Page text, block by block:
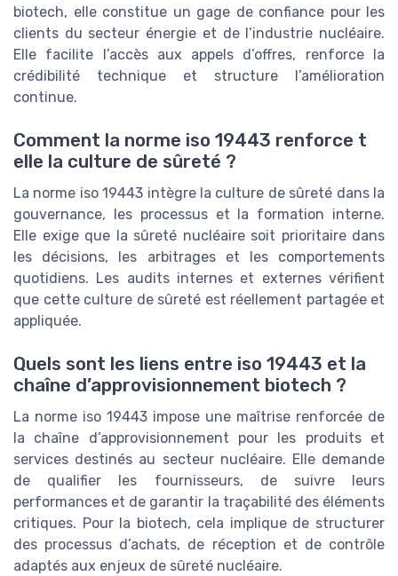
biotech, elle constitue un gage de confiance pour les
clients du secteur énergie et de l’industrie nucléaire.
Elle facilite l’accès aux appels d’offres, renforce la
crédibilité technique et structure l’amélioration
continue.
Comment la norme iso 19443 renforce t
elle la culture de sûreté ?
La norme iso 19443 intègre la culture de sûreté dans la
gouvernance, les processus et la formation interne.
Elle exige que la sûreté nucléaire soit prioritaire dans
les décisions, les arbitrages et les comportements
quotidiens. Les audits internes et externes vérifient
que cette culture de sûreté est réellement partagée et
appliquée.
Quels sont les liens entre iso 19443 et la
chaîne d’approvisionnement biotech ?
La norme iso 19443 impose une maîtrise renforcée de
la chaîne d’approvisionnement pour les produits et
services destinés au secteur nucléaire. Elle demande
de qualifier les fournisseurs, de suivre leurs
performances et de garantir la traçabilité des éléments
critiques. Pour la biotech, cela implique de structurer
des processus d’achats, de réception et de contrôle
adaptés aux enjeux de sûreté nucléaire.